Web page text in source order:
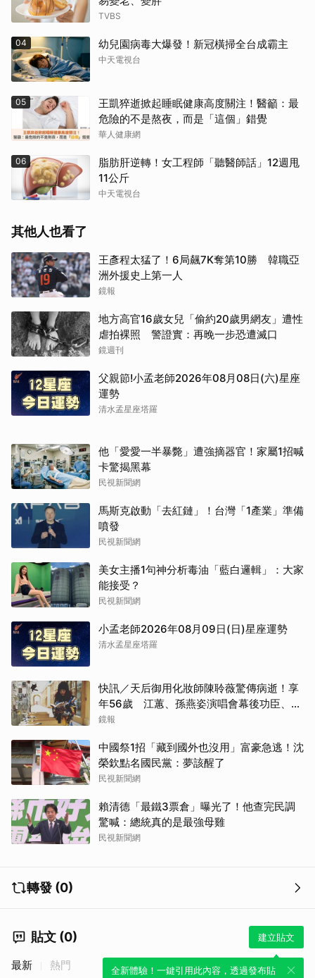
TVBS
04 幼兒園病毒大爆發！新冠橫掃全台成霸主
中天電視台
05
王凱猝逝掀起睡眠健康高度關注！醫籲：最
危險的不是熬夜，而是「這個」錯覺
華人健康網
06
脂肪肝逆轉！女工程師「聽醫師話」12週甩
11公斤
中天電視台
其他人也看了
王彥程太猛了！6局飆7K奪第10勝 韓職亞
洲外援史上第一人
鏡報
地方高官16歲女兒「偷約20歲男網友」遭性
虐拍裸照 警證實：再晚一步恐遭滅口
鏡週刊
父親節!小孟老師2026年08月08日(六)星座
運勢
清水孟星座塔羅
他「愛愛一半暴斃」遭強摘器官！家屬1招喊
卡驚揭黑幕
民視新聞網
馬斯克啟動「去紅鏈」！台灣「1產業」準備
噴發
民視新聞網
美女主播1句神分析毒油「藍白邏輯」：大家
能接受？
民視新聞網
小孟老師2026年08月09日(日)星座運勢
清水孟星座塔羅
快訊／天后御用化妝師陳聆薇驚傳病逝！享
年56歲 江蕙、孫燕姿演唱會幕後功臣、蔡
健雅崩潰難接受
鏡報
中國祭1招「藏到國外也沒用」富豪急逃！沈
榮欽點名國民黨：夢該醒了
民視新聞網
賴清德「最鐵3票倉」曝光了！他查完民調
驚喊：總統真的是最強母雞
民視新聞網
轉發 (0)
貼文 (0) 建立貼文
全新體驗！一鍵引用此內容，透過發布貼
最新 熱門